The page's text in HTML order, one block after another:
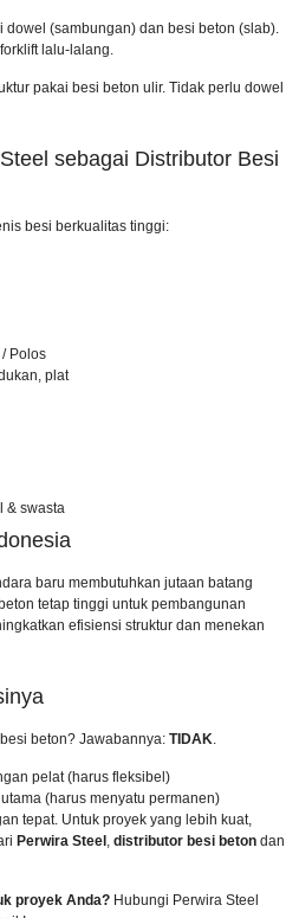
dowel (sambungan) dan besi beton (slab).
lalu-lalang.
pakai besi beton ulir. Tidak perlu dowel
sebagai Distributor Besi
besi berkualitas tinggi:
Polos
plat
& swasta
baru membutuhkan jutaan batang
tetap tinggi untuk pembangunan
efisiensi struktur dan menekan
beton? Jawabannya: TIDAK
pelat (harus fleksibel)
(harus menyatu permanen)
tepat. Untuk proyek yang lebih kuat,
Perwira Steel , distributor besi beton dan
proyek Anda? Hubungi Perwira Steel